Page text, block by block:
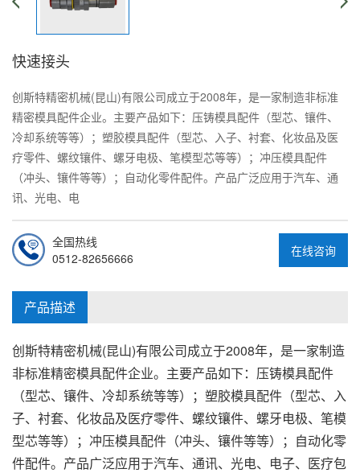
快速接头
创斯特精密机械(昆山)有限公司成立于2008年，是一家制造非标准
精密模具配件企业。主要产品如下：压铸模具配件（型芯、镶件、
冷却系统等等）；塑胶模具配件（型芯、入子、衬套、化妆品及医
疗零件、螺纹镶件、螺牙电极、笔模型芯等等）；冲压模具配件
（冲头、镶件等等）；自动化零件配件。产品广泛应用于汽车、通
讯、光电、电
在线咨询
全国热线
0512-82656666
产品描述
创斯特精密机械(昆山)有限公司成立于2008年，是一家制造
非标准精密模具配件企业。主要产品如下：压铸模具配件
（型芯、镶件、冷却系统等等）；塑胶模具配件（型芯、入
子、衬套、化妆品及医疗零件、螺纹镶件、螺牙电极、笔模
型芯等等）；冲压模具配件（冲头、镶件等等）；自动化零
件配件。产品广泛应用于汽车、通讯、光电、电子、医疗包